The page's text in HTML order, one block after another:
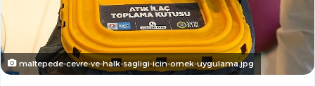
maltepede-cevre-ve-halk-sagligi-icin-ornek-uygulama.jpg